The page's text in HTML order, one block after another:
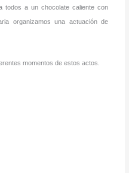
todos a un chocolate caliente con
organizamos una actuación de
momentos de estos actos.